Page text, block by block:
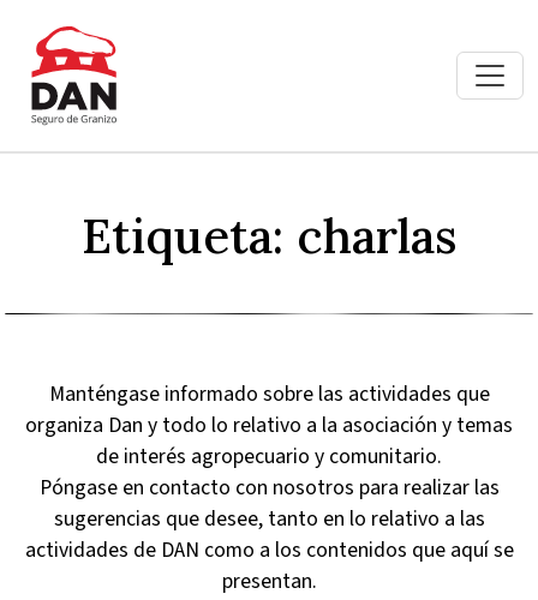
Etiqueta: charlas
Manténgase informado sobre las actividades que
organiza Dan y todo lo relativo a la asociación y temas
de interés agropecuario y comunitario.
Póngase en contacto con nosotros para realizar las
sugerencias que desee, tanto en lo relativo a las
actividades de DAN como a los contenidos que aquí se
presentan.